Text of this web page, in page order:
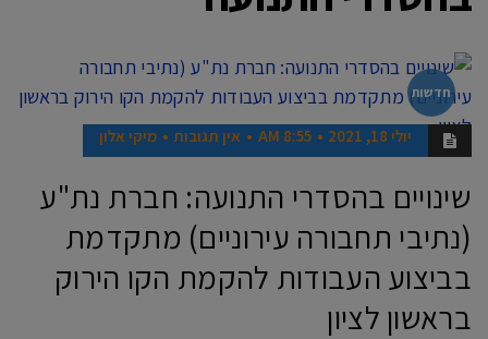
חדשות
יולי 18, 2021 8:55 AM אין תגובות מיקי אלון
שינויים בהסדרי התנועה: חברת נת"ע
(נתיבי תחבורה עירוניים) מתקדמת
בביצוע העבודות להקמת הקו הירוק
בראשון לציון